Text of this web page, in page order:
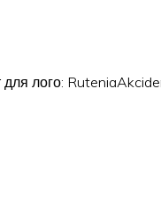
лого: